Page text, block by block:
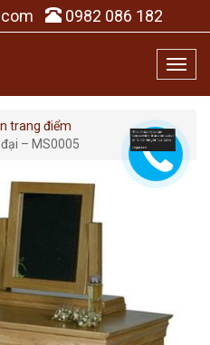
0982 086 182
trang điểm
– MS0005